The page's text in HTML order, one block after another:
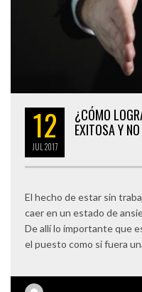
12
JUL 2017
¿CÓMO
EXITOSA Y
El hecho de estar sin
caer en un estado de
De allí lo importante que
el puesto como si fuera